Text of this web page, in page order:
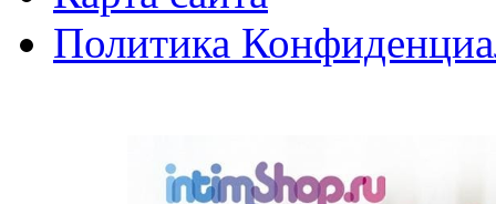
Политика